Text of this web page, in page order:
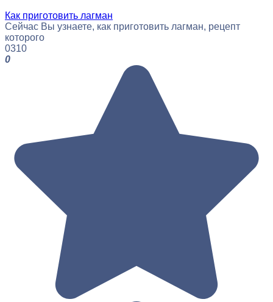
Как приготовить лагман
Сейчас Вы узнаете, как приготовить лагман, рецепт
которого
0310
0